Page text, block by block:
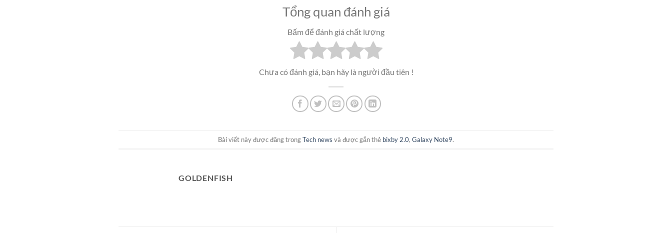
Tổng quan đánh giá
Bấm để đánh giá chất lượng
Chưa có đánh giá, bạn hãy là người đầu tiên !
Bài viết này được đăng trongTech news và được gắn thẻ bixby 2.0, Galaxy Note9.
GOLDENFISH